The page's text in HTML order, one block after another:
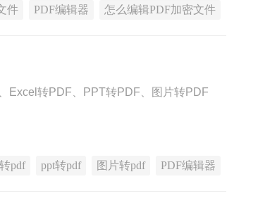
件 PDF编辑器 怎么编辑PDF加密文件
Excel转PDF、PPT转PDF、图片转PDF
pdf ppt转pdf 图片转pdf PDF编辑器